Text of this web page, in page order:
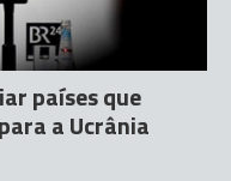
países que
a Ucrânia